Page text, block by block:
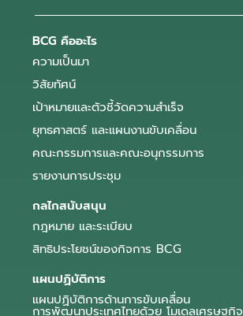
BCG คืออะไร
ความเป็นมา
วิสัยทัศน์
เป้าหมายและตัวชี้วัดความสำเร็จ
ยุทธศาสตร์ และแผนงานขับเคลื่อน
คณะกรรมการและคณะอนุกรรมการ
รายงานการประชุม
กลไกสนับสนุน
กฎหมาย และระเบียบ
สิทธิประโยชน์ของกิจการ BCG
แผนปฏิบัติการ
แผนปฏิบัติการด้านการขับเคลื่อน
การพัฒนาประเทศไทยด้วย โมเดลเศรษฐกิจ